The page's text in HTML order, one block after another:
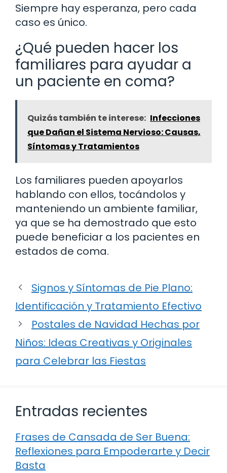
Siempre hay esperanza, pero cada
caso es único.
¿Qué pueden hacer los
familiares para ayudar a
un paciente en coma?
Quizás también te interese: Infecciones
que Dañan el Sistema Nervioso: Causas,
Síntomas y Tratamientos
Los familiares pueden apoyarlos
hablando con ellos, tocándolos y
manteniendo un ambiente familiar,
ya que se ha demostrado que esto
puede beneficiar a los pacientes en
estados de coma.
Signos y Síntomas de Pie Plano:
Identificación y Tratamiento Efectivo
Postales de Navidad Hechas por
Niños: Ideas Creativas y Originales
para Celebrar las Fiestas
Entradas recientes
Frases de Cansada de Ser Buena:
Reflexiones para Empoderarte y Decir
Basta